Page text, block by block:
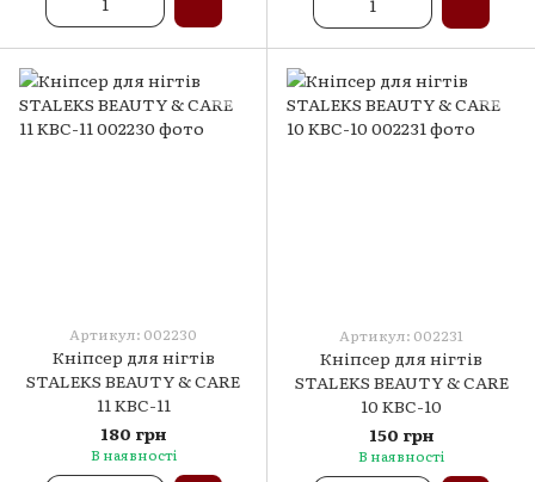
Артикул: 002230
Кніпсер для нігтів
STALEKS BEAUTY & CARE
11 KBC-11
180 грн
В наявності
Артикул: 002231
Кніпсер для нігтів
STALEKS BEAUTY & CARE
10 KBC-10
150 грн
В наявності